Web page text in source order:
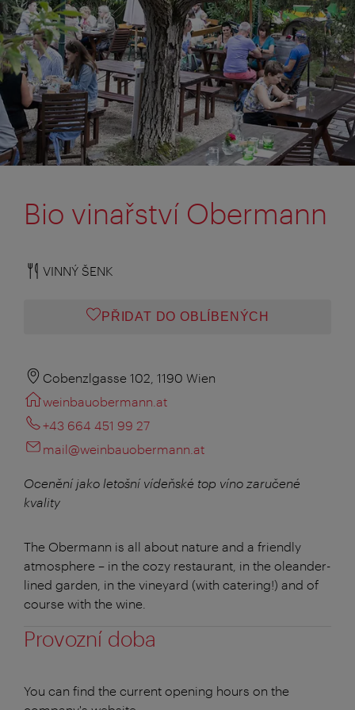
Bio vinařství Obermann
VINNÝ ŠENK
PŘIDAT DO OBLÍBENÝCH
Cobenzlgasse 102, 1190 Wien
weinbauobermann.at
+43 664 451 99 27
mail@weinbauobermann.at
Ocenění jako letošní vídeňské top víno zaručené
kvality
The Obermann is all about nature and a friendly
atmosphere – in the cozy restaurant, in the oleander-
lined garden, in the vineyard (with catering!) and of
course with the wine.
Provozní doba
You can find the current opening hours on the